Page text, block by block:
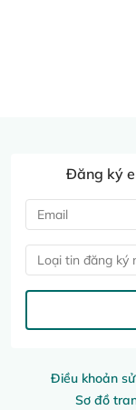
Điều khoản
Sơ đồ
Đăng ký
Loại tin đăng ký